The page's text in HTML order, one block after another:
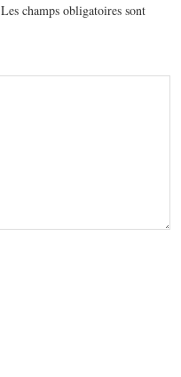
Les champs obligatoires sont